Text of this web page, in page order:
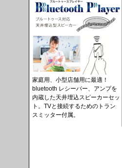
家庭用、小型店舗用に最適！
bluetooth レシーバー、アンプを
内蔵した天井埋込スピーカーセッ
ト。TVと接続するためのトラン
スミッター付属。